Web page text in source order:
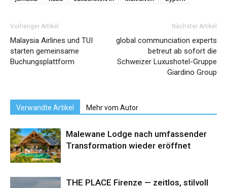
Vorheriger Artikel
Malaysia Airlines und TUI
starten gemeinsame
Buchungsplattform
Nächster Artikel
global communciation experts
betreut ab sofort die
Schweizer Luxushotel-Gruppe
Giardino Group
Verwandte Artikel Mehr vom Autor
Malewane Lodge nach umfassender
Transformation wieder eröffnet
THE PLACE Firenze — zeitlos, stilvoll